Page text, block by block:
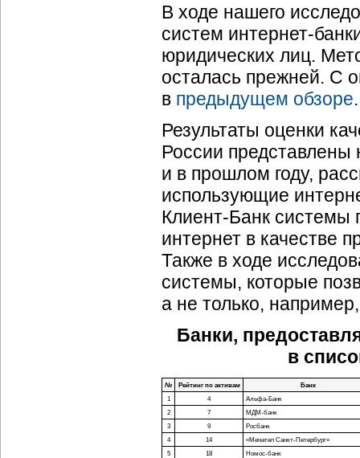
В ходе нашего
систем интернет-
юридических лиц.
осталась прежней. С
в предыдущем обзоре.
Результаты оценки
России представлены
и в прошлом году,
использующие
Клиент-Банк системы
интернет в качестве
Также в ходе
системы, которые
а не только,
Банки,
в
№ Рейтинг по активам
Банк
1
4
Альфа-Банк
2
7
МДМ-банк
3
9
Росбанк
4
14
«Менатеп Санкт-Петербург»
5
18
Номос-банк